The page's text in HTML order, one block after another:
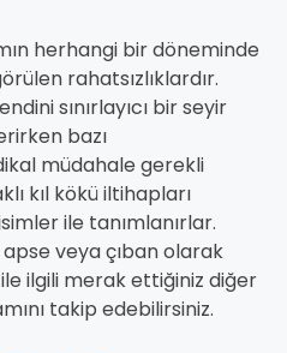
herhangi bir döneminde
rahatsızlıklardır.
sınırlayıcı bir seyir
bazı
müdahale gerekli
kıl kökü iltihapları
ile tanımlanırlar.
veya çıban olarak
ile ilgili merak ettiğiniz diğer
takip edebilirsiniz.